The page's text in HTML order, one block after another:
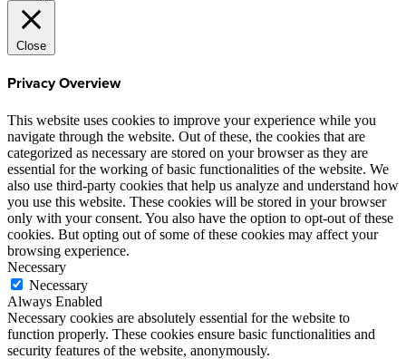
Close
Privacy Overview
This website uses cookies to improve your experience while you
navigate through the website. Out of these, the cookies that are
categorized as necessary are stored on your browser as they are
essential for the working of basic functionalities of the website. We
also use third-party cookies that help us analyze and understand how
you use this website. These cookies will be stored in your browser
only with your consent. You also have the option to opt-out of these
cookies. But opting out of some of these cookies may affect your
browsing experience.
Necessary
Necessary
Always Enabled
Necessary cookies are absolutely essential for the website to
function properly. These cookies ensure basic functionalities and
security features of the website, anonymously.